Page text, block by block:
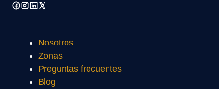
Nosotros
Zonas
Preguntas frecuentes
Blog